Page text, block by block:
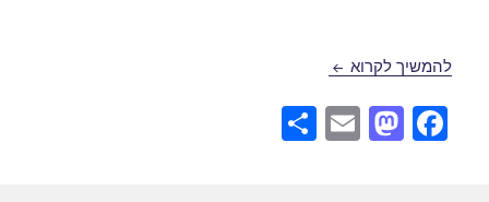
להמשיך לקרוא חבילות נופש לקוס באוגוסט 03/08/2017
F
M
E